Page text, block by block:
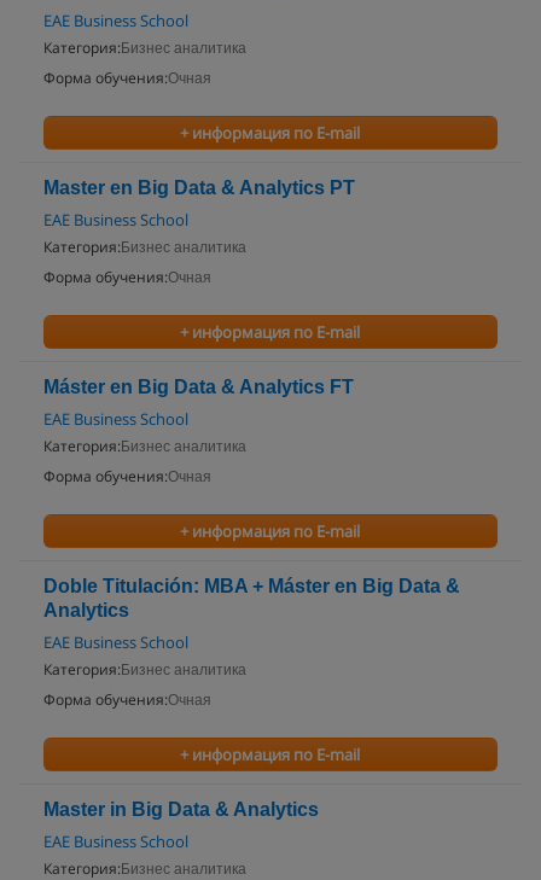
EAE Business School
Категория: Бизнес аналитика
Форма обучения:Очная
+ информация по E-mail
Master en Big Data & Analytics PT
EAE Business School
Категория: Бизнес аналитика
Форма обучения:Очная
+ информация по E-mail
Máster en Big Data & Analytics FT
EAE Business School
Категория: Бизнес аналитика
Форма обучения:Очная
+ информация по E-mail
Doble Titulación: MBA + Máster en Big Data &
Analytics
EAE Business School
Категория: Бизнес аналитика
Форма обучения:Очная
+ информация по E-mail
Master in Big Data & Analytics
EAE Business School
Категория: Бизнес аналитика